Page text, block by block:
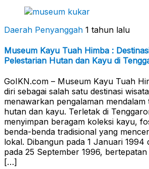
Daerah Penyanggah 1 tahun lalu
Museum Kayu Tuah Himba :
Pelestarian Hutan dan Kayu di
GoIKN.com – Museum Kayu Tuah
diri sebagai salah satu destinasi
menawarkan pengalaman
hutan dan kayu. Terletak di
menyimpan beragam koleksi kayu,
benda-benda tradisional yang
lokal. Dibangun pada 1 Januari 1994
pada 25 September 1996,
[…]